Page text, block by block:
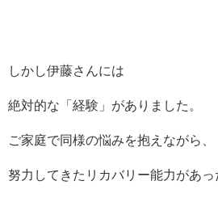
しかし伊藤さんには
絶対的な「経験」がありました。
ご家庭で同様の悩みを抱えながら、
努力してきたリカバリー能力があっ